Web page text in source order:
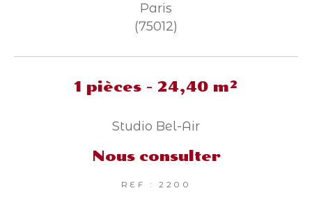
Paris
(75012)
1 pièces - 24,40 m²
Studio Bel-Air
Nous consulter
REF : 2200